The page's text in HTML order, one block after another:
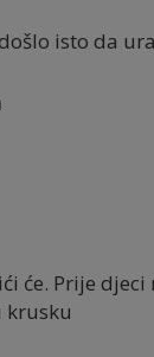
isto da
će. Prije djeci
krusku